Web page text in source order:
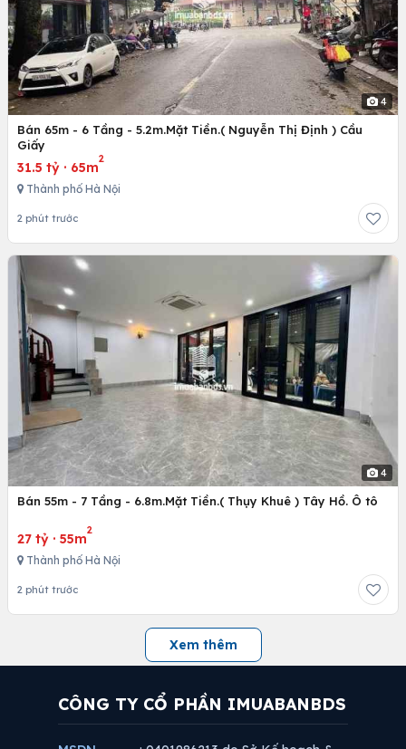
4
Bán 65m - 6 Tầng - 5.2m.Mặt Tiền.( Nguyễn Thị Định ) Cầu
Giấy
31.5 tỷ · 65m
2
Thành phố Hà Nội
2 phút trước
4
Bán 55m - 7 Tầng - 6.8m.Mặt Tiền.( Thụy Khuê ) Tây Hồ. Ô tô
27 tỷ · 55m
2
Thành phố Hà Nội
2 phút trước
Xem thêm
CÔNG TY CỔ PHẦN IMUABANBDS